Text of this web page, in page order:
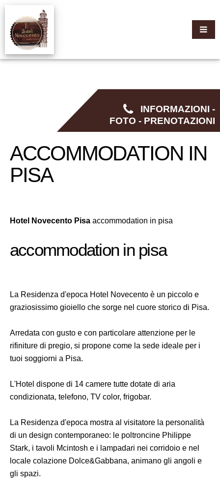
INFORMAZIONI -
FOTO - PRENOTAZIONI
ACCOMMODATION IN
PISA
Hotel Novecento Pisa accommodation in pisa
accommodation in pisa
La Residenza d'epoca Hotel Novecento è un piccolo e
graziosissimo gioiello che sorge nel cuore storico di Pisa.
Arredata con gusto e con particolare attenzione per le
rifiniture di pregio, si propone come la sede ideale per i
tuoi soggiorni a Pisa.
L'Hotel dispone di 14 camere tutte dotate di aria
condizionata, telefono, TV color, frigobar.
La Residenza d'epoca mostra al visitatore la personalità
di un design contemporaneo: le poltroncine Philippe
Stark, i tavoli Mcintosh e i lampadari nei corridoio e nel
locale colazione Dolce&Gabbana, animano gli angoli e
gli spazi.